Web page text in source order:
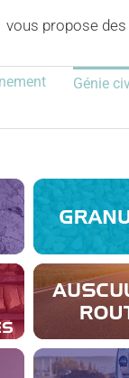
vous propose
Génie